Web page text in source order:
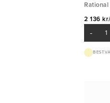
tillvalet
Rational
2 136
-